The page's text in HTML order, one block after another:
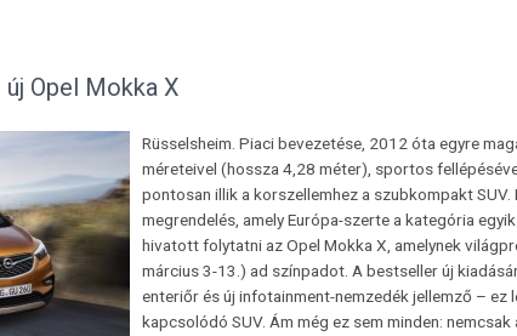
Garancia és Assistance
Flotta
Opel Mokka X
Rüsselsheim. Piaci bevezetése, 2012 óta egyre
méreteivel (hossza 4,28 méter), sportos
pontosan illik a korszellemhez a szubkompakt
megrendelés, amely Európa-szerte a kategória
hivatott folytatni az Opel Mokka X, amelynek
március 3-13.) ad színpadot. A bestseller új
enteriőr és új infotainment-nemzedék jellemző – ez
kapcsolódó SUV. Ám még ez sem minden: